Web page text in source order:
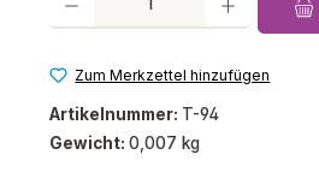
Zum Merkzettel hinzufügen
Artikelnummer: T-94
Gewicht: 0,007 kg